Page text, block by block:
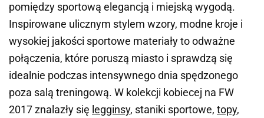
pomiędzy sportową elegancją i miejską wygodą.
Inspirowane ulicznym stylem wzory, modne kroje i
wysokiej jakości sportowe materiały to odważne
połączenia, które poruszą miasto i sprawdzą się
idealnie podczas intensywnego dnia spędzonego
poza salą treningową. W kolekcji kobiecej na FW
2017 znalazły się legginsy, staniki sportowe, topy,